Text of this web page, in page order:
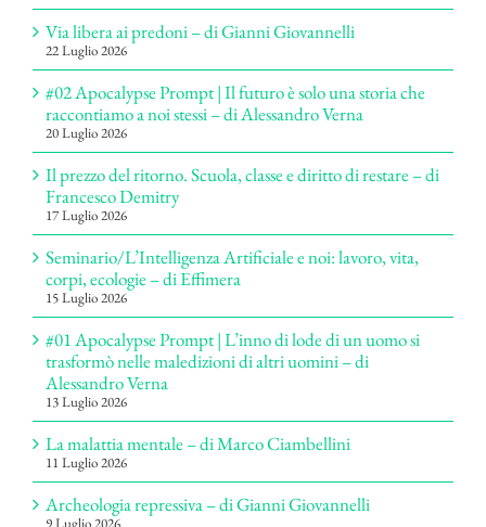
Via libera ai predoni – di Gianni Giovannelli
22 Luglio 2026
#02 Apocalypse Prompt | Il futuro è solo una storia che
raccontiamo a noi stessi – di Alessandro Verna
20 Luglio 2026
Il prezzo del ritorno. Scuola, classe e diritto di restare – di
Francesco Demitry
17 Luglio 2026
Seminario/L’Intelligenza Artificiale e noi: lavoro, vita,
corpi, ecologie – di Effimera
15 Luglio 2026
#01 Apocalypse Prompt | L’inno di lode di un uomo si
trasformò nelle maledizioni di altri uomini – di
Alessandro Verna
13 Luglio 2026
La malattia mentale – di Marco Ciambellini
11 Luglio 2026
Archeologia repressiva – di Gianni Giovannelli
9 Luglio 2026